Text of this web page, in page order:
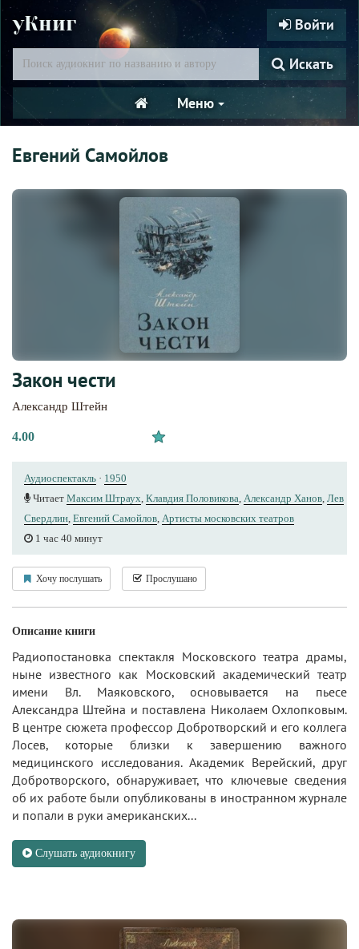
уКниг Войти
Искать
Меню
Евгений Самойлов
Закон чести
Александр Штейн
4.00
Аудиоспектакль · 1950
Читает Максим Штраух Клавдия Половикова Александр Ханов Лев
Свердлин Евгений Самойлов Артисты московских театров
1 час 40 минут
Хочу послушать Прослушано
Описание книги
Радиопостановка спектакля Московского театра драмы,
ныне известного как Московский академический театр
имени Вл. Маяковского, основывается на пьесе
Александра Штейна и поставлена Николаем Охлопковым.
В центре сюжета профессор Добротворский и его коллега
Лосев, которые близки к завершению важного
медицинского исследования. Академик Верейский, друг
Добротворского, обнаруживает, что ключевые сведения
об их работе были опубликованы в иностранном журнале
и попали в руки американских...
Слушать аудиокнигу